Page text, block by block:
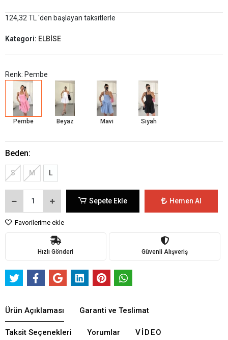
124,32 TL 'den başlayan taksitlerle
Kategori: ELBİSE
Renk: Pembe
Pembe Beyaz Mavi Siyah
Beden:
S M L
Sepete Ekle Hemen Al
Favorilerime ekle
Hızlı Gönderi Güvenli Alışveriş
Ürün Açıklaması Garanti ve Teslimat
Taksit Seçenekleri Yorumlar VIDEO